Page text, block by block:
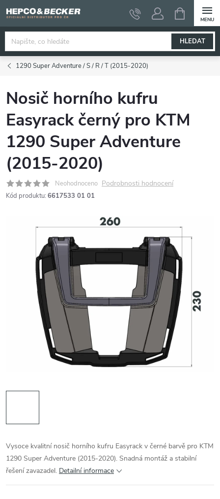
na
obsah
HLEDAT
NÁKUPNÍ
KOŠÍK
1290 Super Adventure / S / R / T (2015-2020)
Nosič horního kufru
Easyrack černý pro KTM
1290 Super Adventure
(2015-2020)
Neohodnoceno Podrobnosti hodnocení
Kód produktu: 6617533 01 01
Vysoce kvalitní nosič horního kufru Easyrack v černé barvě pro KTM
1290 Super Adventure (2015-2020). Snadná montáž a stabilní
řešení zavazadel. Detailní informace